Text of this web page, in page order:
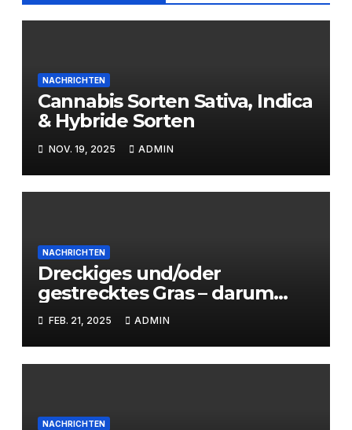
NACHRICHTEN
Cannabis Sorten Sativa, Indica
& Hybride Sorten
NOV. 19, 2025 ADMIN
NACHRICHTEN
Dreckiges und/oder
gestrecktes Gras – darum
braucht es CSCs
FEB. 21, 2025 ADMIN
NACHRICHTEN